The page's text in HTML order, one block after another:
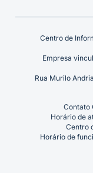
Centro de
Empresa
Rua Murilo
Contato
Horário de
Centro
Horário de